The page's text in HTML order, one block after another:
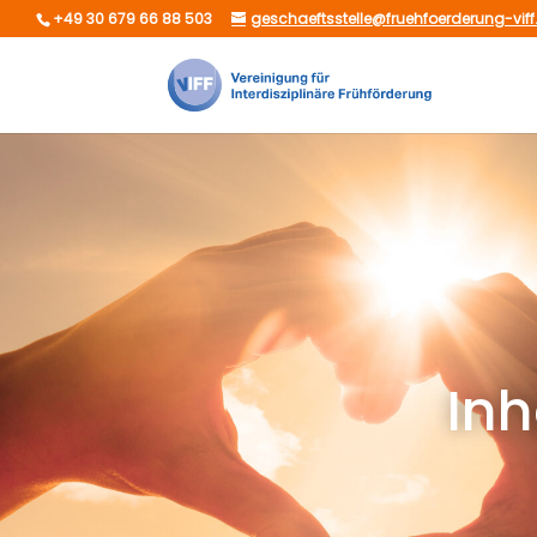
+49 30 679 66 88 503 geschaeftsstelle@fruehfoerderung-